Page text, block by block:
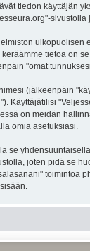
tiedon käyttäjän
ulkopuolisen
tietoa on
"omat
(jälkeenpäin
Käyttäjätilisi
on meidän
omia asetuksiasi.
se
joten pidä se
toimintoa